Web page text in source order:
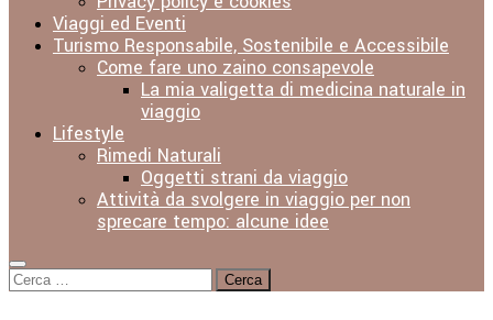
Viaggi ed Eventi
Turismo Responsabile, Sostenibile e Accessibile
Come fare uno zaino consapevole
La mia valigetta di medicina naturale in
viaggio
Lifestyle
Rimedi Naturali
Oggetti strani da viaggio
Attività da svolgere in viaggio per non
sprecare tempo: alcune idee
Ricerca
per: